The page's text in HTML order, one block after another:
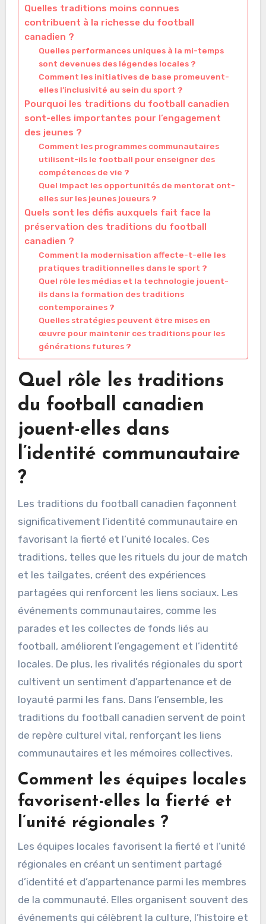
Quelles traditions moins connues
contribuent à la richesse du football
canadien ?
Quelles performances uniques à la mi-temps
sont devenues des légendes locales ?
Comment les initiatives de base promeuvent-
elles l’inclusivité au sein du sport ?
Pourquoi les traditions du football canadien
sont-elles importantes pour l’engagement
des jeunes ?
Comment les programmes communautaires
utilisent-ils le football pour enseigner des
compétences de vie ?
Quel impact les opportunités de mentorat ont-
elles sur les jeunes joueurs ?
Quels sont les défis auxquels fait face la
préservation des traditions du football
canadien ?
Comment la modernisation affecte-t-elle les
pratiques traditionnelles dans le sport ?
Quel rôle les médias et la technologie jouent-
ils dans la formation des traditions
contemporaines ?
Quelles stratégies peuvent être mises en
œuvre pour maintenir ces traditions pour les
générations futures ?
Quel rôle les traditions
du football canadien
jouent-elles dans
l’identité communautaire
?
Les traditions du football canadien façonnent
significativement l’identité communautaire en
favorisant la fierté et l’unité locales. Ces
traditions, telles que les rituels du jour de match
et les tailgates, créent des expériences
partagées qui renforcent les liens sociaux. Les
événements communautaires, comme les
parades et les collectes de fonds liés au
football, améliorent l’engagement et l’identité
locales. De plus, les rivalités régionales du sport
cultivent un sentiment d’appartenance et de
loyauté parmi les fans. Dans l’ensemble, les
traditions du football canadien servent de point
de repère culturel vital, renforçant les liens
communautaires et les mémoires collectives.
Comment les équipes locales
favorisent-elles la fierté et
l’unité régionales ?
Les équipes locales favorisent la fierté et l’unité
régionales en créant un sentiment partagé
d’identité et d’appartenance parmi les membres
de la communauté. Elles organisent souvent des
événements qui célèbrent la culture, l’histoire et